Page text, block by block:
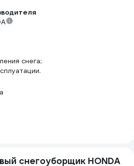
снега;
снегоуборщик HONDA